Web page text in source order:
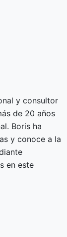
y consultor
de 20 años
Boris ha
y conoce a la
en este